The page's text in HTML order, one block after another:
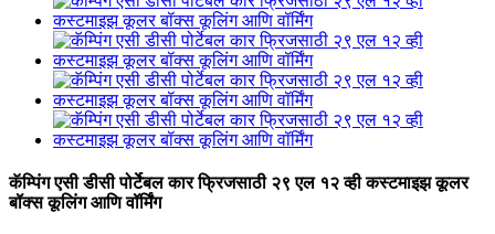
कॅम्पिंग एसी डीसी पोर्टेबल कार फ्रिजसाठी २९ एल १२ व्ही कस्टमाइझ कूलर
बॉक्स कूलिंग आणि वॉर्मिंग